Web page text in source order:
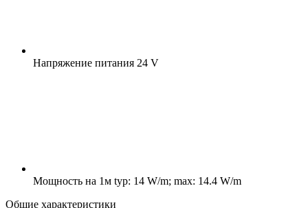
Напряжение питания 24 V
Мощность на 1м typ: 14 W/m; max: 14.4 W/m
Общие характеристики